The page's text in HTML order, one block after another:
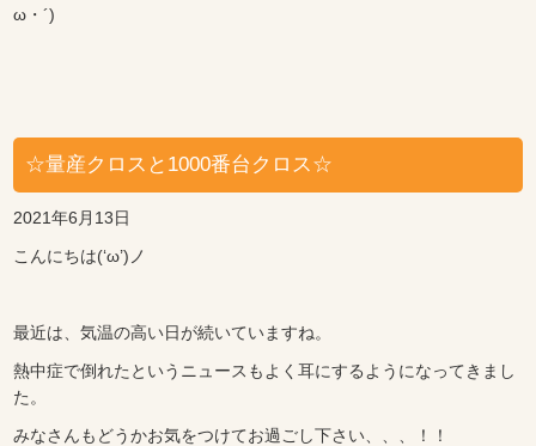
ω・´)
☆量産クロスと1000番台クロス☆
2021年6月13日
こんにちは(‘ω’)ノ
最近は、気温の高い日が続いていますね。
熱中症で倒れたというニュースもよく耳にするようになってきまし
た。
みなさんもどうかお気をつけてお過ごし下さい、、、！！